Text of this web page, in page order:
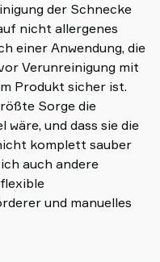
der Schnecke
nicht allergenes
einer Anwendung, die
Verunreinigung mit
Produkt sicher ist.
Sorge die
wäre, und dass sie die
komplett sauber
auch andere
und manuelles